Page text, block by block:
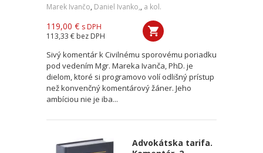
Marek Ivančo, Daniel Ivanko,, a kol.
119,00 € s DPH
113,33 € bez DPH
Sivý komentár k Civilnému sporovému poriadku
pod vedením Mgr. Mareka Ivanča, PhD. je
dielom, ktoré si programovo volí odlišný prístup
než konvenčný komentárový žáner. Jeho
ambíciou nie je iba...
Advokátska tarifa.